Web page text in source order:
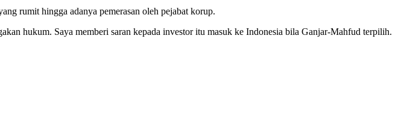
rumit hingga adanya pemerasan oleh pejabat korup.
hukum. Saya memberi saran kepada investor itu masuk ke Indonesia bila Ganjar-Mahfud terpilih.